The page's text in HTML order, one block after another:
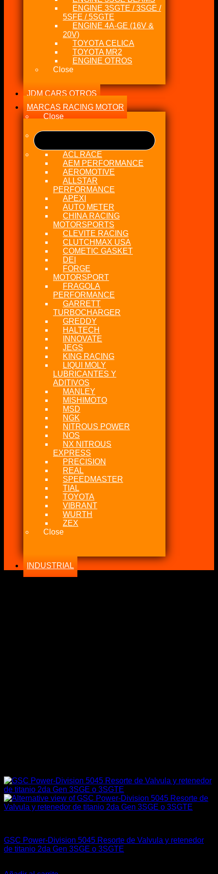
ENGINE 3SGTE / 3SGE /
5SFE / 5SGTE
ENGINE 4A-GE (16V &
20V)
TOYOTA CELICA
TOYOTA MR2
ENGINE OTROS
Close
JDM CARS OTROS
MARCAS RACING MOTOR
Close
ACL RACE
AEM PERFORMANCE
AEROMOTIVE
ALLSTAR
PERFORMANCE
APEXI
AUTO METER
CHINA RACING
MOTORSPORTS
CLEVITE RACING
CLUTCHMAX USA
COMETIC GASKET
DEI
FORGE
MOTORSPORT
FRAGOLA
PERFORMANCE
GARRETT
TURBOCHARGER
GREDDY
HALTECH
INNOVATE
JEGS
KING RACING
LIQUI MOLY
LUBRICANTES Y
ADITIVOS
MANLEY
MISHIMOTO
MSD
NGK
NITROUS POWER
NOS
NX NITROUS
EXPRESS
PRECISION
REAL
SPEEDMASTER
TIAL
TOYOTA
VIBRANT
WURTH
ZEX
Close
INDUSTRIAL
GSC Power-Division 5045 Resorte de Valvula y retenedor
de titanio 2da Gen 3SGE o 3SGTE